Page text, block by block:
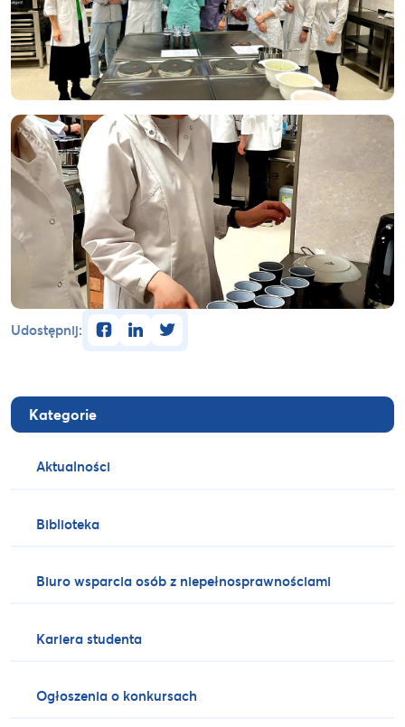
Kategorie
Aktualności
Biblioteka
Biuro wsparcia osób z niepełnosprawnościami
Kariera studenta
Ogłoszenia o konkursach
Udostępnij: facebooklinkedintwitter